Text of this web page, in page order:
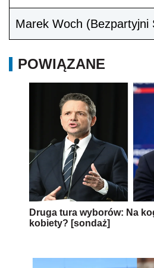
Marek Woch (Bezpartyjni
POWIĄZANE
Druga tura wyborów: Na
kobiety? [sondaż]